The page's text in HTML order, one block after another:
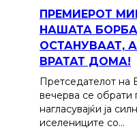
ПРЕМИЕРОТ
НАШАТА
ОСТАНУВААТ,
ВРАТАТ ДОМА!
Претседателот на
вечерва се обрати
нагласувајќи ја
иселениците со…